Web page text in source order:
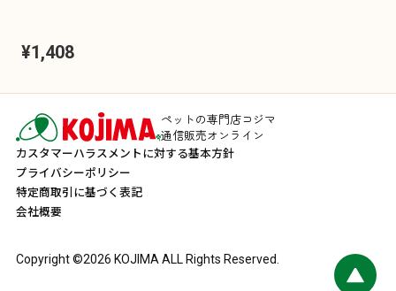
¥1,408
ペットの専門店コジマ
通信販売オンライン
カスタマーハラスメントに対する基本方針
プライバシーポリシー
特定商取引に基づく表記
会社概要
Copyright ©2026 KOJIMA ALL Rights Reserved.